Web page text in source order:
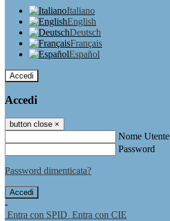
Italiano
English
Deutsch
Français
Español
Accedi
Accedi
button close ×
Nome Utente
Password
Password dimenticata?
-
Entra con SPID Entra con CIE